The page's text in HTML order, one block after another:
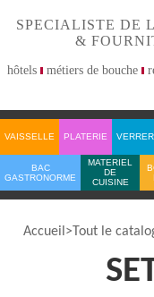
SPECIALISTE DE
&
hôtels métiers de bouche
VAISSELLE PLATERIE
BAC
GASTRONORME
MATERIEL
DE
CUISINE
Accueil Tout le